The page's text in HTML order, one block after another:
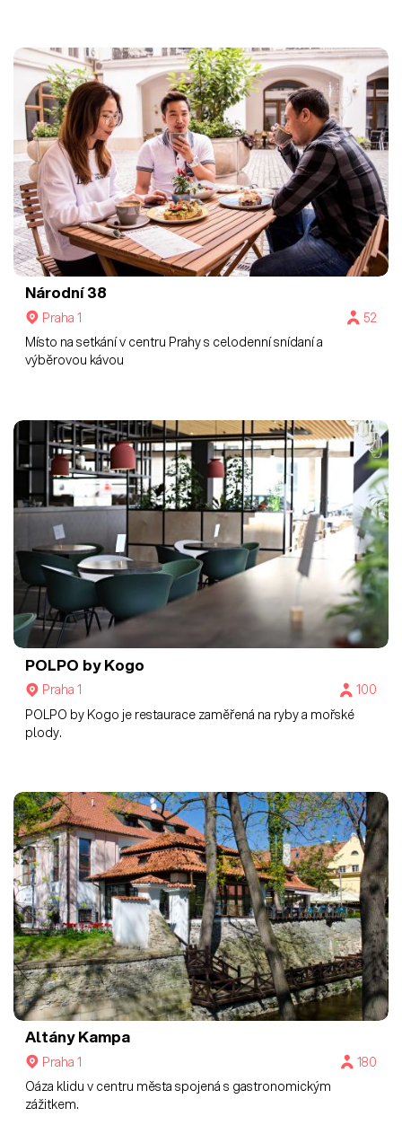
Národní 38
Praha 1
52
Místo na setkání v centru Prahy s celodenní snídaní a
výběrovou kávou
POLPO by Kogo
Praha 1
100
POLPO by Kogo je restaurace zaměřená na ryby a mořské
plody.
Altány Kampa
Praha 1
180
Oáza klidu v centru města spojená s gastronomickým
zážitkem.